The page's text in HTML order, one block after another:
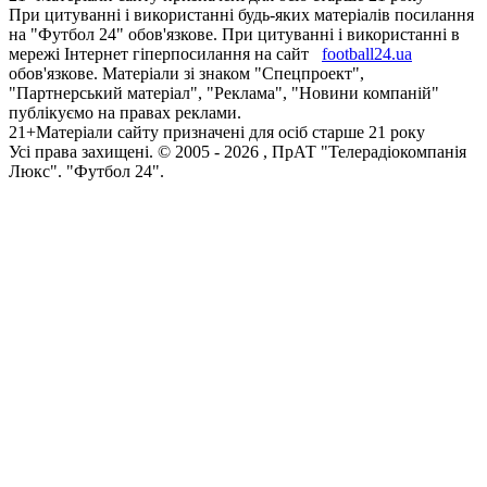
При цитуванні і використанні будь-яких матеріалів посилання
на "Футбол 24" обов'язкове. При цитуванні і використанні в
мережі Інтернет гіперпосилання на сайт
football24.ua
обов'язкове. Матеріали зі знаком "Спецпроект",
"Партнерський матеріал", "Реклама", "Новини компаній"
публікуємо на правах реклами.
21+Матеріали сайту призначені для осіб старше 21 року
Усi права захищенi. © 2005 - 2026 , ПрАТ "Телерадіокомпанія
Люкс". "Футбол 24".